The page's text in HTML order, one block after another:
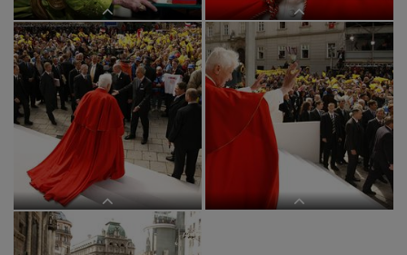
APAHDS24 - 09092007 - WIEN -
OESTERREICH: ZU APA TEXT II -
Papst Benedikt XVI. mit Kindern im
Stephansdom am Sonntag, 9.
September 2007, anl. seines
dreitaegigen Besuches in
Oesterreich. APA-FOTO: ROBERT
JAEGER/POOL
APAHDS29 - 09092007 - WIEN -
OESTERREICH: ZU APA TEXT II -
Papst Benedikt XVI. vor dem
Stephansdom am Sonntag, 9.
September 2007, anl. seines
dreitaegigen Besuches in
Oesterreich. APA-FOTO: ROBERT